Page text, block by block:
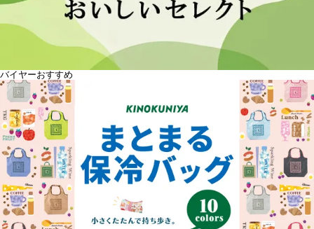
バイヤーおすすめ